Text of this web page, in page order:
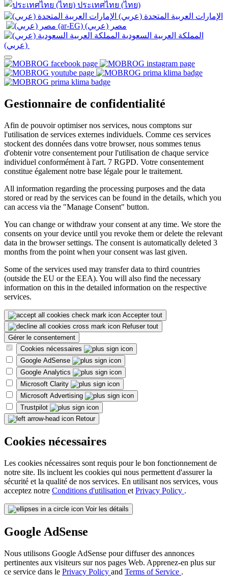
ประเทศไทย (ไทย)
Gestionnaire de confidentialité
Afin de pouvoir optimiser nos services, nous comptons sur
l'utilisation de services externes individuels. Comme ces services
stockent des données dans votre browser, nous sommes tenus
d'obtenir votre consentement pour l'utilisation de chaque service
individuel conformément à l'art. 7 RGPD. Votre consentement
constitue également notre base légale pour le traitement.
All information regarding the processing purposes and the data
stored or read by the services can be found in the details, which you
can access via the "Manage Consent" button.
You can change or withdraw your consent at any time. We store the
consents on your device until you revoke them or delete the relevant
data in the browser settings. The consent is automatically deleted 3
months from the point when your consent was last given.
Some of the services used may transfer data to third countries
(outside the EU or the EEA). You will also find the necessary
information on this in the detailed information on the respective
services.
Accepter tout
Refuser tout
Gérer le consentement
Cookies nécessaires
Google AdSense
Google Analytics
Microsoft Clarity
Microsoft Advertising
Trustpilot
Retour
Cookies nécessaires
Les cookies nécessaires sont requis pour le bon fonctionnement de
notre site. Ils incluent les cookies qui nous permettent d'assurer la
sécurité et la qualité de nos services. En utilisant nos services, vous
acceptez notre Conditions d'utilisation et Privacy Policy .
Voir les détails
Google AdSense
Nous utilisons Google AdSense pour diffuser des annonces
pertinentes aux visiteurs sur nos pages Web. Apprenez-en plus sur
ce service dans le Privacy Policy and Terms of Service .